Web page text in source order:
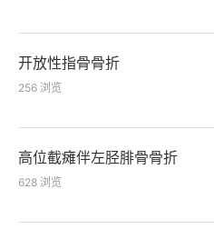
开放性指骨骨折
256 浏览
高位截瘫伴左胫腓骨骨折
628 浏览